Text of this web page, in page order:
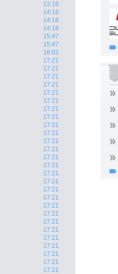
13:16
14:18
14:18
14:18
15:47
15:47
16:02
17:21
17:21
17:21
17:21
17:21
17:21
17:21
17:21
17:21
17:21
17:21
17:21
17:21
17:21
17:21
17:21
17:21
17:21
17:21
17:21
17:21
17:21
17:21
17:21
17:21
17:21
17:21